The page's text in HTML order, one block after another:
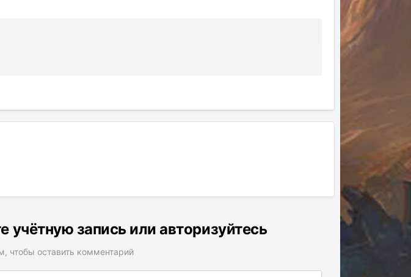
запись или авторизуйтесь
чтобы оставить комментарий